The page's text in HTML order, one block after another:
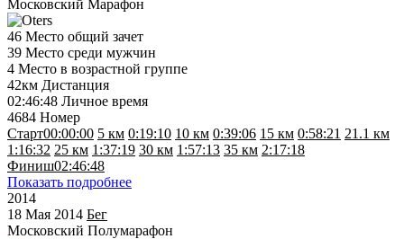
Московский Марафон
46 Место общий зачет
39 Место среди мужчин
4 Место в возрастной группе
42км Дистанция
02:46:48 Личное время
4684 Номер
Старт00:00:00 5 км 0:19:10 10 км 0:39:06 15 км 0:58:21 21.1 км
1:16:32 25 км 1:37:19 30 км 1:57:13 35 км 2:17:18
Финиш02:46:48
Показать подробнее
2014
18 Мая 2014 Бег
Московский Полумарафон